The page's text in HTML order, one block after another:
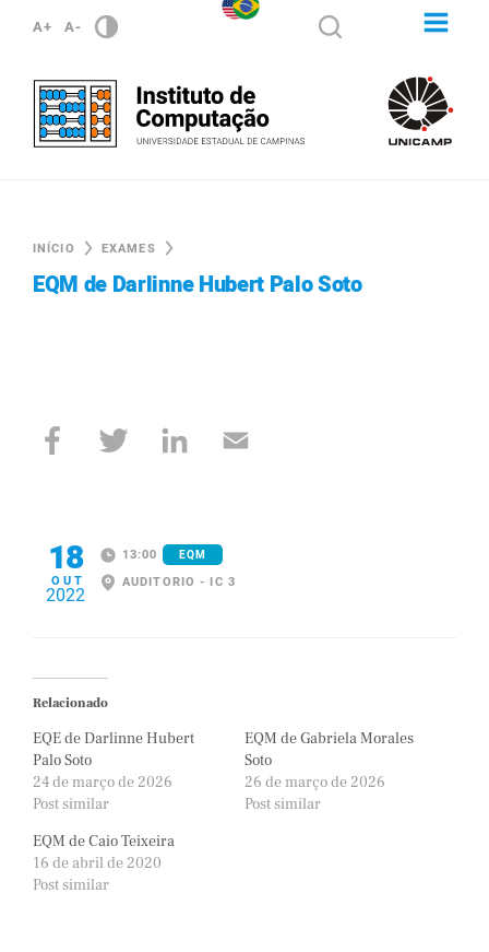
A+ A-
INÍCIO EXAMES
EQM de Darlinne Hubert Palo Soto
18
OUT
2022
13:00 EQM
AUDITORIO - IC 3
Relacionado
EQE de Darlinne Hubert
Palo Soto
24 de março de 2026
Post similar
EQM de Gabriela Morales
Soto
26 de março de 2026
Post similar
EQM de Caio Teixeira
16 de abril de 2020
Post similar